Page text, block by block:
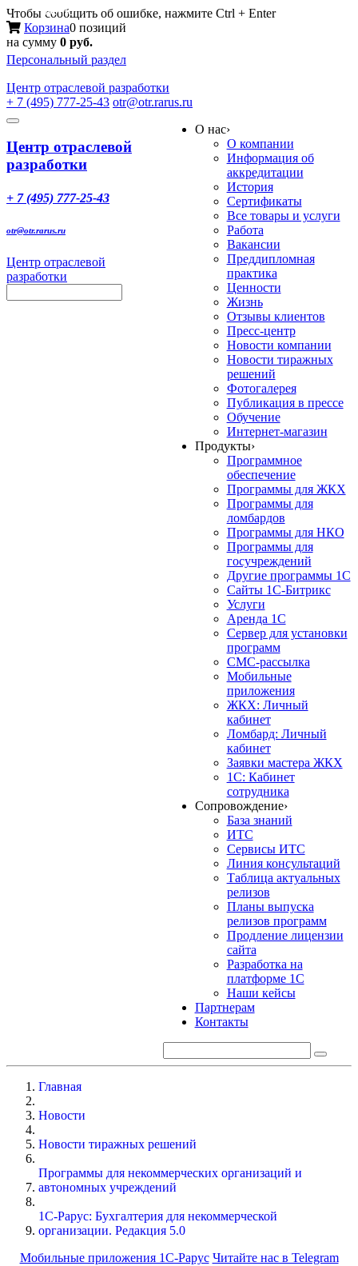
Чтобы сообщить об ошибке, нажмите Ctrl + Enter
Корзина0 позиций
на сумму 0 руб.
Персональный раздел
Центр отраслевой разработки
+ 7 (495) 777-25-43 otr@otr.rarus.ru
Toggle
Меню
Центр отраслевой
разработки
+ 7 (495) 777-25-43
otr@otr.rarus.ru
Центр отраслевой
разработки
О нас›
О компании
Информация об
аккредитации
История
Сертификаты
Все товары и услуги
Работа
Вакансии
Преддипломная
практика
Ценности
Жизнь
Отзывы клиентов
Пресс-центр
Новости компании
Новости тиражных
решений
Фотогалерея
Публикация в прессе
Обучение
Интернет-магазин
Продукты›
Программное
обеспечение
Программы для ЖКХ
Программы для
ломбардов
Программы для НКО
Программы для
госучреждений
Другие программы 1С
Сайты 1С-Битрикс
Услуги
Аренда 1С
Сервер для установки
программ
СМС-рассылка
Мобильные
приложения
ЖКХ: Личный
кабинет
Ломбард: Личный
кабинет
Заявки мастера ЖКХ
1С: Кабинет
сотрудника
Сопровождение›
База знаний
ИТС
Сервисы ИТС
Линия консультаций
Таблица актуальных
релизов
Планы выпуска
релизов программ
Продление лицензии
сайта
Разработка на
платформе 1С
Наши кейсы
Партнерам
Контакты
Главная
Новости
Новости тиражных решений
Программы для некоммерческих организаций и
автономных учреждений
1С-Рарус: Бухгалтерия для некоммерческой
организации. Редакция 5.0
Мобильные приложения 1С-Рарус Читайте нас в Telegram